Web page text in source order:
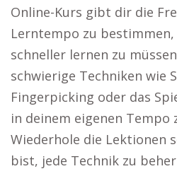
Online-Kurs gibt dir die
Lerntempo zu bestimmen,
schneller lernen zu
schwierige Techniken wie
Fingerpicking oder das
in deinem eigenen Tempo
Wiederhole die Lektionen
bist, jede Technik zu